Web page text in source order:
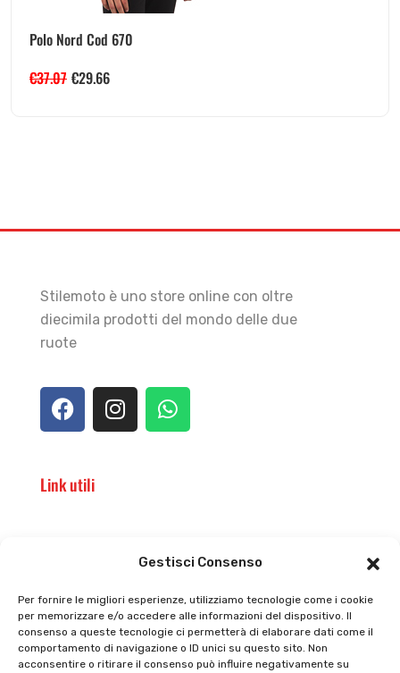
Gestisci Consenso
Per fornire le migliori esperienze, utilizziamo tecnologie come i cookie
per memorizzare e/o accedere alle informazioni del dispositivo. Il
consenso a queste tecnologie ci permetterà di elaborare dati come il
comportamento di navigazione o ID unici su questo sito. Non
acconsentire o ritirare il consenso può influire negativamente su
Polo Nord Cod 670
€37.07 €29.66
Stilemoto è uno store online con oltre
diecimila prodotti del mondo delle due
ruote
Link utili
Privacy policy
Cookie policy
Tutti prodotti
Termini e condizioni